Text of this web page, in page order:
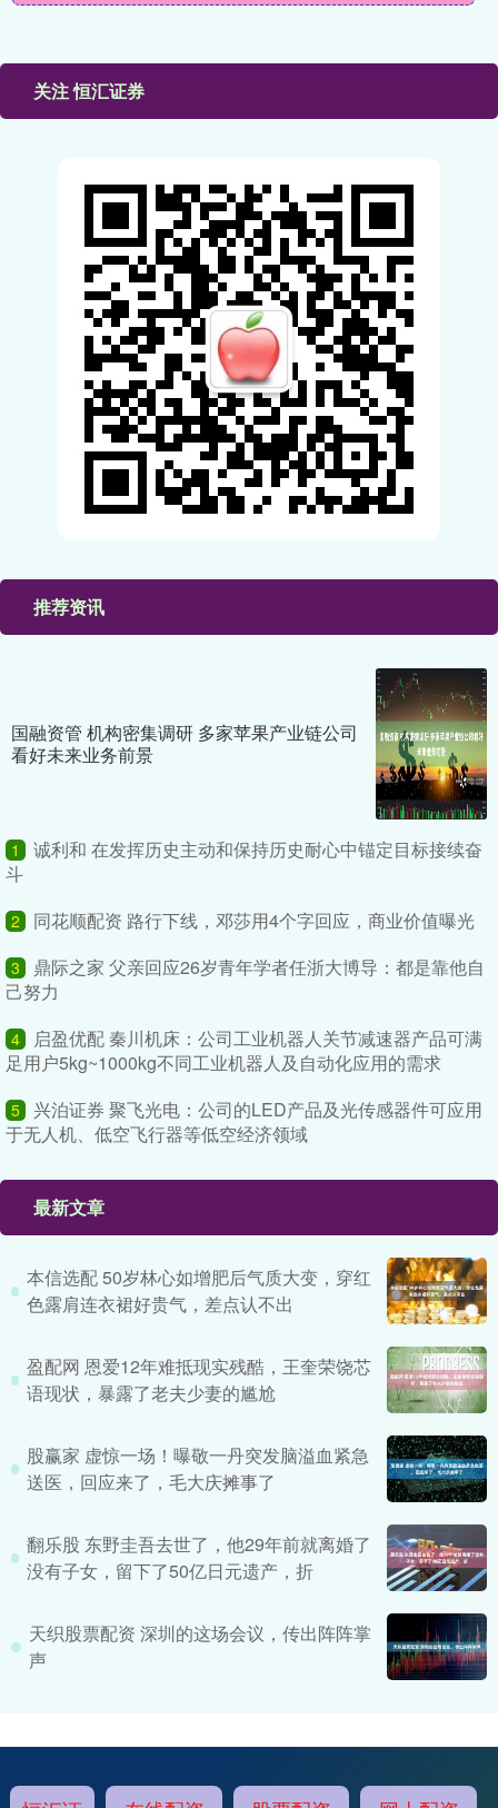
关注 恒汇证券
推荐资讯
国融资管 机构密集调研 多家苹果产业链公司
看好未来业务前景
1
诚利和 在发挥历史主动和保持历史耐心中锚定目标接续奋
斗
2 同花顺配资 路行下线，邓莎用4个字回应，商业价值曝光
3
鼎际之家 父亲回应26岁青年学者任浙大博导：都是靠他自
己努力
4
启盈优配 秦川机床：公司工业机器人关节减速器产品可满
足用户5kg~1000kg不同工业机器人及自动化应用的需求
5
兴泊证券 聚飞光电：公司的LED产品及光传感器件可应用
于无人机、低空飞行器等低空经济领域
最新文章
本信选配 50岁林心如增肥后气质大变，穿红
色露肩连衣裙好贵气，差点认不出
盈配网 恩爱12年难抵现实残酷，王奎荣饶芯
语现状，暴露了老夫少妻的尴尬
股赢家 虚惊一场！曝敬一丹突发脑溢血紧急
送医，回应来了，毛大庆摊事了
翻乐股 东野圭吾去世了，他29年前就离婚了
没有子女，留下了50亿日元遗产，折
天织股票配资 深圳的这场会议，传出阵阵掌
声